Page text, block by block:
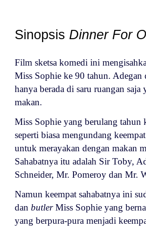
Sinopsis Dinner For
Film sketsa komedi ini
Miss Sophie ke 90 tahun.
hanya berada di saru ruangan saja
makan.
Miss Sophie yang berulang tahun
seperti biasa mengundang
untuk merayakan dengan makan
Sahabatnya itu adalah Sir Toby,
Schneider, Mr. Pomeroy dan Mr.
Namun keempat sahabatnya ini
dan butlerMiss Sophie yang
yang berpura-pura menjadi